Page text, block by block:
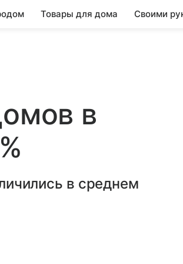
Товары для дома Своими
в
в среднем